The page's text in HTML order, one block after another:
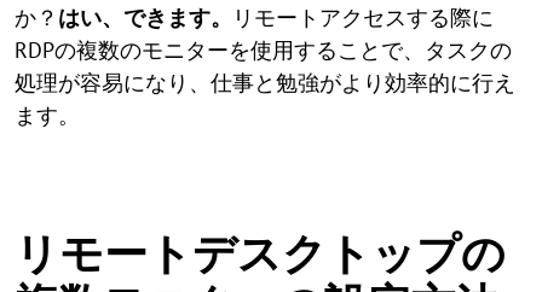
か？ はい、できます。
リモートアクセスする際に
RDPの複数のモニターを使用することで、タスクの
処理が容易になり、仕事と勉強がより効率的に行え
ます。
リモートデスクトップの